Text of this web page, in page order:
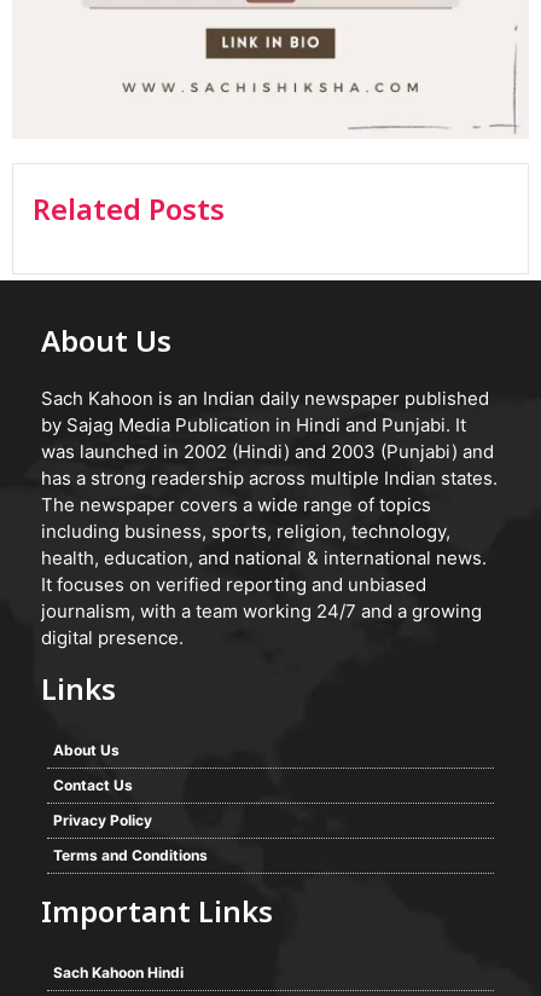
Related Posts
About Us
Sach Kahoon is an Indian daily newspaper published
by Sajag Media Publication in Hindi and Punjabi. It
was launched in 2002 (Hindi) and 2003 (Punjabi) and
has a strong readership across multiple Indian states.
The newspaper covers a wide range of topics
including business, sports, religion, technology,
health, education, and national & international news.
It focuses on verified reporting and unbiased
journalism, with a team working 24/7 and a growing
digital presence.
Links
About Us
Contact Us
Privacy Policy
Terms and Conditions
Important Links
Sach Kahoon Hindi